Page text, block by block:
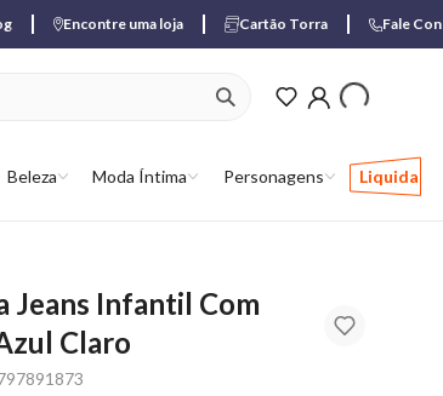
Encontre uma loja Cartão Torra Fale
Beleza Moda Íntima Personagens Liquida
ver produtos
Jeans Infantil Com
Claro